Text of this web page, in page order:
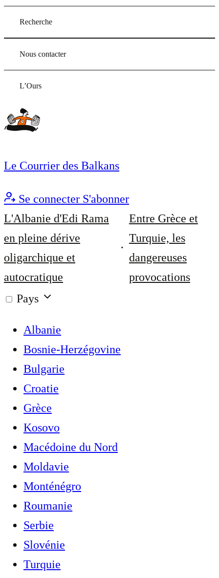
Recherche
Nous contacter
L’Ours
Le Courrier des Balkans
Se connecter S'abonner
L'Albanie d'Edi Rama
en pleine dérive
oligarchique et
autocratique
Entre Grèce et
Turquie, les
dangereuses
provocations
Pays
Albanie
Bosnie-Herzégovine
Bulgarie
Croatie
Grèce
Kosovo
Macédoine du Nord
Moldavie
Monténégro
Roumanie
Serbie
Slovénie
Turquie